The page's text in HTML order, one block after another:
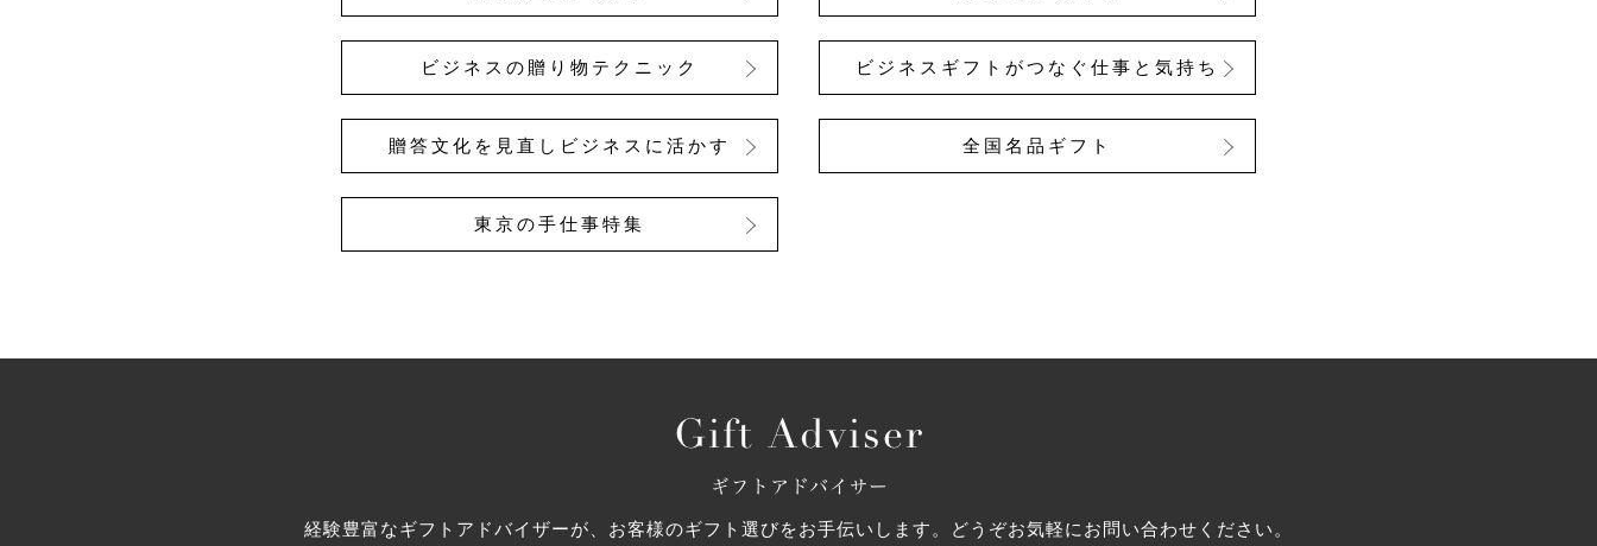
ビジネスの贈り物テクニック ビジネスギフトがつなぐ仕事と気持ち
贈答文化を見直しビジネスに活かす 全国名品ギフト
東京の手仕事特集
経験豊富なギフトアドバイザーが、お客様のギフト選びをお手伝いします。どうぞお気軽にお問い合わせください。